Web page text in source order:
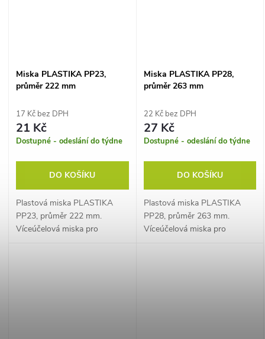
Miska PLASTIKA PP23,
průměr 222 mm
17 Kč bez DPH
21 Kč
Dostupné - odeslání do týdne
DO KOŠÍKU
Plastová miska PLASTIKA
PP23, průměr 222 mm.
Víceúčelová miska pro
Miska PLASTIKA PP28,
průměr 263 mm
22 Kč bez DPH
27 Kč
Dostupné - odeslání do týdne
DO KOŠÍKU
Plastová miska PLASTIKA
PP28, průměr 263 mm.
Víceúčelová miska pro